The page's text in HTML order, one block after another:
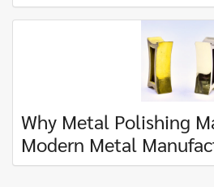
Why Metal Polishing
Modern Metal